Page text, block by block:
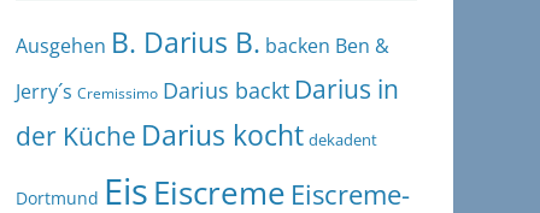
Ausgehen B. Darius B. backen Ben &
Jerry´s Cremissimo Darius backt Darius in
der Küche Darius kocht dekadent
Dortmund EisEiscreme Eiscreme-